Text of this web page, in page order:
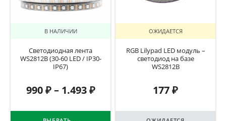
В НАЛИЧИИ
Светодиодная лента
WS2812B (30-60 LED / IP30-
IP67)
990₽– 1.493₽
ОЖИДАЕТСЯ
RGB Lilypad LED модуль –
светодиод на базе
WS2812B
177₽